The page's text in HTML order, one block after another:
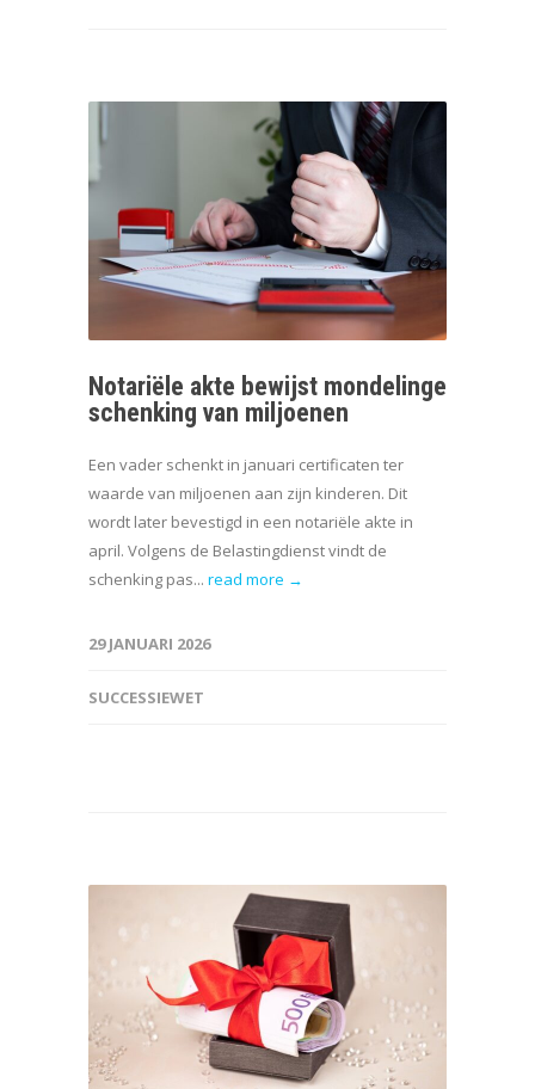
Notariële akte bewijst mondelinge
schenking van miljoenen
Een vader schenkt in januari certificaten ter
waarde van miljoenen aan zijn kinderen. Dit
wordt later bevestigd in een notariële akte in
april. Volgens de Belastingdienst vindt de
schenking pas... read more →
29 JANUARI 2026
SUCCESSIEWET